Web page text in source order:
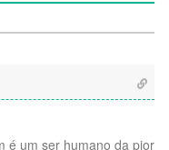
é um ser humano da pior